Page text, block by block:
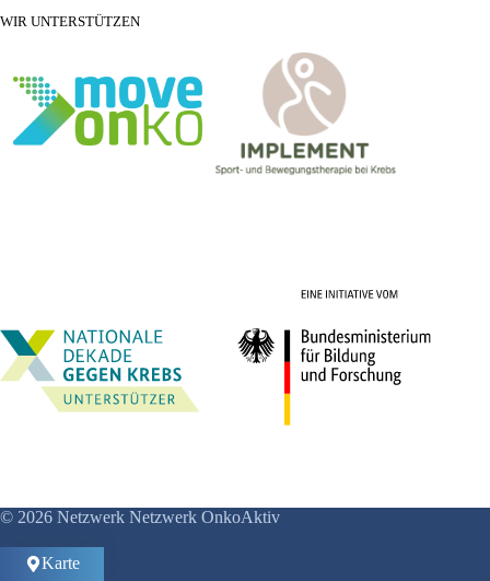
WIR UNTERSTÜTZEN
© 2026 Netzwerk Netzwerk OnkoAktiv
Karte